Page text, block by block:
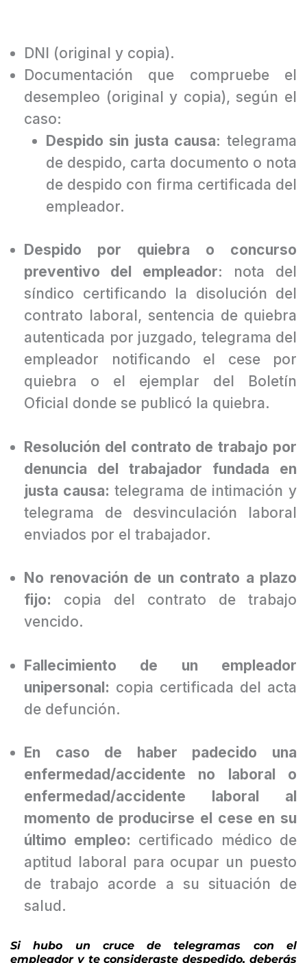
DNI (original y copia).
Documentación que compruebe el
desempleo (original y copia), según el
caso:
Despido sin justa causa: telegrama
de despido, carta documento o nota
de despido con firma certificada del
Despido por quiebra o concurso
preventivo del empleador: nota del
síndico certificando la disolución del
contrato laboral, sentencia de quiebra
autenticada por juzgado, telegrama del
empleador notificando el cese por
quiebra o el ejemplar del Boletín
Resolución del contrato de trabajo por
denuncia del trabajador fundada en
justa causa:telegrama de intimación y
telegrama de desvinculación laboral
No renovación de un contrato a plazo
fijo:copia del contrato de trabajo
Fallecimiento de un empleador
unipersonal:copia certificada del acta
En caso de haber padecido una
enfermedad/accidente no laboral o
enfermedad/accidente laboral al
momento de producirse el cese en su
último empleo:
certificado médico de
aptitud laboral para ocupar un puesto
de trabajo acorde a su situación de